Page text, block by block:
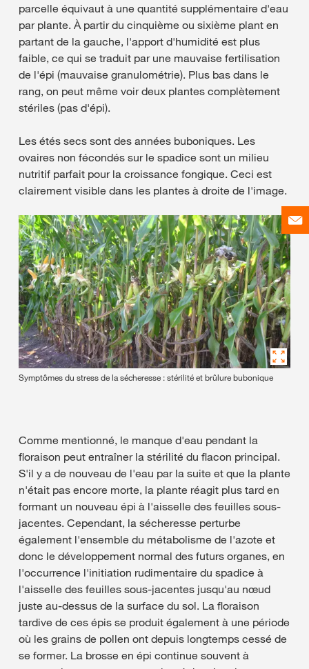
parcelle équivaut à une quantité supplémentaire d'eau
par plante. À partir du cinquième ou sixième plant en
partant de la gauche, l'apport d'humidité est plus
faible, ce qui se traduit par une mauvaise fertilisation
de l'épi (mauvaise granulométrie). Plus bas dans le
rang, on peut même voir deux plantes complètement
stériles (pas d'épi).
Les étés secs sont des années buboniques. Les
ovaires non fécondés sur le spadice sont un milieu
nutritif parfait pour la croissance fongique. Ceci est
clairement visible dans les plantes à droite de l'image.
Symptômes du stress de la sécheresse : stérilité et brûlure bubonique
Comme mentionné, le manque d'eau pendant la
floraison peut entraîner la stérilité du flacon principal.
S'il y a de nouveau de l'eau par la suite et que la plante
n'était pas encore morte, la plante réagit plus tard en
formant un nouveau épi à l'aisselle des feuilles sous-
jacentes. Cependant, la sécheresse perturbe
également l'ensemble du métabolisme de l'azote et
donc le développement normal des futurs organes, en
l'occurrence l'initiation rudimentaire du spadice à
l'aisselle des feuilles sous-jacentes jusqu'au nœud
juste au-dessus de la surface du sol. La floraison
tardive de ces épis se produit également à une période
où les grains de pollen ont depuis longtemps cessé de
se former. La brosse en épi continue souvent à